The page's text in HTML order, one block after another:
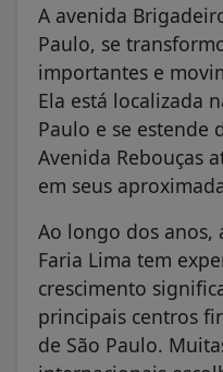
A avenida
Paulo, se
importantes e
Ela está localizada
Paulo e se estende
Avenida Rebouças
em seus
Ao longo dos anos,
Faria Lima tem
crescimento
principais centros
de São Paulo.